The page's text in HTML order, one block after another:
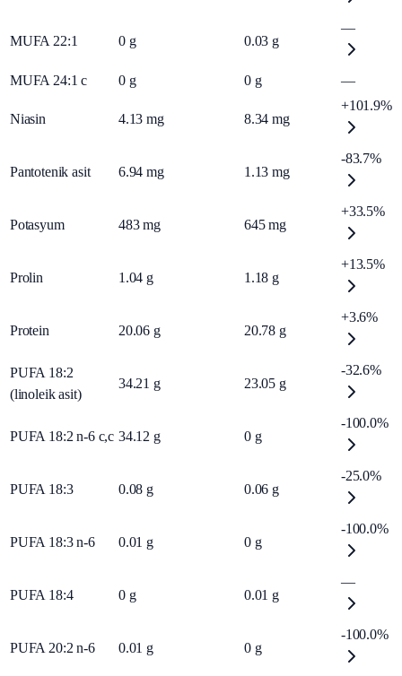
MUFA 22:1 0 g 0.03 g
—
MUFA 24:1 c 0 g 0 g —
Niasin 4.13 mg 8.34 mg
+101.9%
Pantotenik asit 6.94 mg 1.13 mg
-83.7%
Potasyum 483 mg 645 mg
+33.5%
Prolin 1.04 g 1.18 g
+13.5%
Protein 20.06 g 20.78 g
+3.6%
PUFA 18:2
(linoleik asit)
34.21 g 23.05 g
-32.6%
PUFA 18:2 n-6 c,c 34.12 g 0 g
-100.0%
PUFA 18:3 0.08 g 0.06 g
-25.0%
PUFA 18:3 n-6 0.01 g 0 g
-100.0%
PUFA 18:4 0 g 0.01 g
—
PUFA 20:2 n-6 0.01 g 0 g
-100.0%